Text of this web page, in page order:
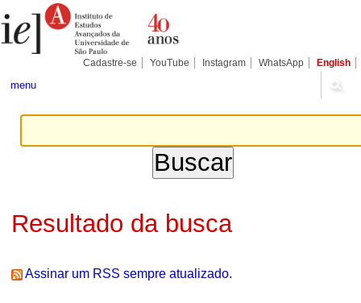
para
conteúdo.
Pessoais
Cadastre-se YouTube Instagram WhatsApp English
menu
Resultado da busca
Assinar um RSS sempre atualizado.